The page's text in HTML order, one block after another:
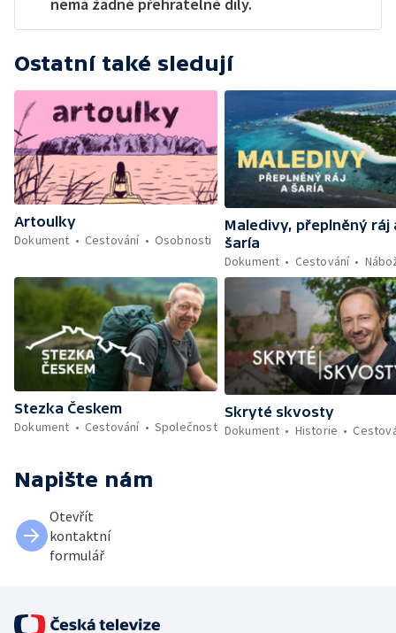
Ostatní také sledují
Artoulky
Dokument
Cestování Osobnosti
Maledivy, přeplněný ráj
šaría
Dokument
Cestování
Stezka Českem
Dokument
Cestování Společnost
Skryté skvosty
Dokument
Historie
Napište nám
Otevřít
kontaktní
formulář